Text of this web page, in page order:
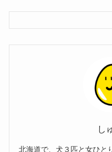
し
北海道で、犬３匹と女ひと